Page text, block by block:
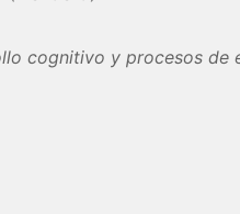
cognitivo y procesos de